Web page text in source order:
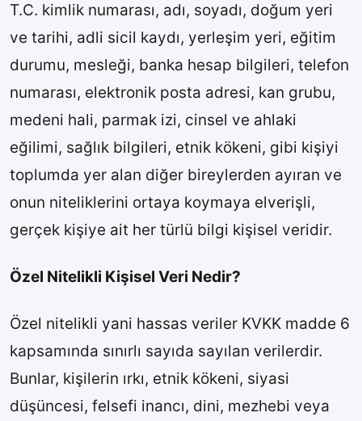
T.C. kimlik numarası, adı, soyadı, doğum yeri
ve tarihi, adli sicil kaydı, yerleşim yeri, eğitim
durumu, mesleği, banka hesap bilgileri, telefon
numarası, elektronik posta adresi, kan grubu,
medeni hali, parmak izi, cinsel ve ahlaki
eğilimi, sağlık bilgileri, etnik kökeni, gibi kişiyi
toplumda yer alan diğer bireylerden ayıran ve
onun niteliklerini ortaya koymaya elverişli,
gerçek kişiye ait her türlü bilgi kişisel veridir.
Özel Nitelikli Kişisel Veri Nedir?
Özel nitelikli yani hassas veriler KVKK madde 6
kapsamında sınırlı sayıda sayılan verilerdir.
Bunlar, kişilerin ırkı, etnik kökeni, siyasi
düşüncesi, felsefi inancı, dini, mezhebi veya